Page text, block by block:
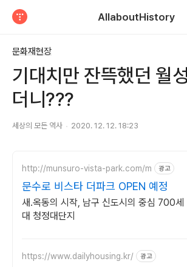
AllaboutHistory
문화재현장
기대치만 잔뜩했던 월
더니???
세상의 모든 역사 2020. 12. 12. 18:23
http://munsuro-vista-park.com/m 광고
문수로 비스타 더파크 OPEN 예정
새.옥동의 시작, 남구 신도시의 중심 700세
대 청정대단지
https://www.dailyhousing.kr/ 광고